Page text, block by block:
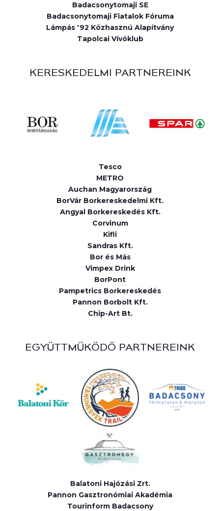
Badacsonytomaji SE
Badacsonytomaji Fiatalok Fóruma
Lámpás '92 Közhasznú Alapítvány
Tapolcai Vívóklub
KERESKEDELMI PARTNEREINK
Tesco
METRO
Auchan Magyarország
BorVár Borkereskedelmi Kft.
Angyal Borkereskedés Kft.
Corvinum
Kifli
Sandras Kft.
Bor és Más
Vimpex Drink
BorPont
Pampetrics Borkereskedés
Pannon Borbolt Kft.
Chip-Art Bt.
EGYÜTTMŰKÖDŐ PARTNEREINK
Balatoni Hajózási Zrt.
Pannon Gasztronómiai Akadémia
Tourinform Badacsony